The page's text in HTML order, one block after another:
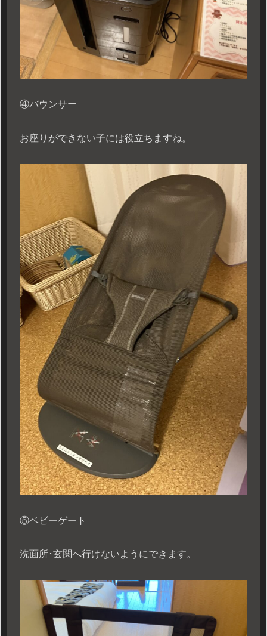
④バウンサー
お座りができない子には役立ちますね。
⑤ベビーゲート
洗面所･玄関へ行けないようにできます。